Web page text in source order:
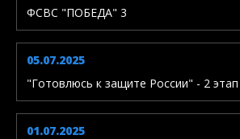
ФСВС "ПОБЕДА" 3
05.07.2025
"Готовлюсь к защите России" - 2 этап
01.07.2025